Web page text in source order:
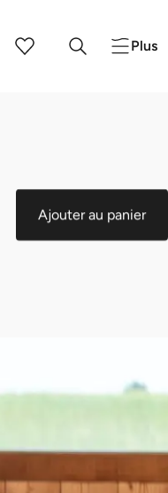
Plus
Ajouter au panier